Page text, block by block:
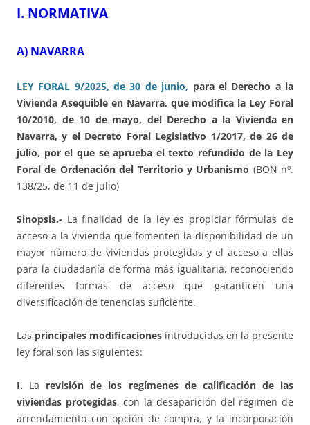
I. NORMATIVA
A) NAVARRA
LEY FORAL 9/2025, de 30 de junio, para el Derecho a la
Vivienda Asequible en Navarra, que modifica la Ley Foral
10/2010, de 10 de mayo, del Derecho a la Vivienda en
Navarra, y el Decreto Foral Legislativo 1/2017, de 26 de
julio, por el que se aprueba el texto refundido de la Ley
Foral de Ordenación del Territorio y Urbanismo (BON nº.
138/25, de 11 de julio)
Sinopsis.- La finalidad de la ley es propiciar fórmulas de
acceso a la vivienda que fomenten la disponibilidad de un
mayor número de viviendas protegidas y el acceso a ellas
para la ciudadanía de forma más igualitaria, reconociendo
diferentes formas de acceso que garanticen una
diversificación de tenencias suficiente.
Las principales modificaciones introducidas en la presente
ley foral son las siguientes:
I. La revisión de los regímenes de calificación de las
viviendas protegidas, con la desaparición del régimen de
arrendamiento con opción de compra, y la incorporación